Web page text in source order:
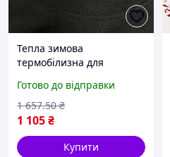
Тепла зимова
термобілизна для
лонгслівом і кальсонів
для активного відпочинку
FLAME
Готово до відправки
1 105₴
1 657.50 ₴
Купити